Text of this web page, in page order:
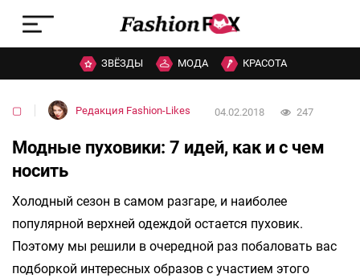
ЗВЁЗДЫ МОДА КРАСОТА
▢ Редакция Fashion-Likes 04.02.2018 247
Модные пуховики: 7 идей, как и с чем
носить
Холодный сезон в самом разгаре, и наиболее
популярной верхней одеждой остается пуховик.
Поэтому мы решили в очередной раз побаловать вас
подборкой интересных образов с участием этого